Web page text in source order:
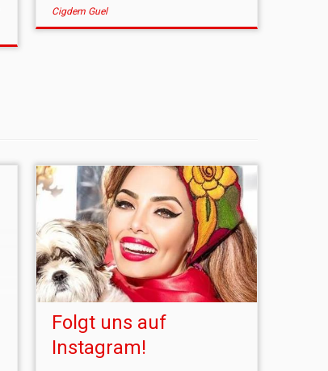
Cigdem Guel
Folgt uns auf
Instagram!